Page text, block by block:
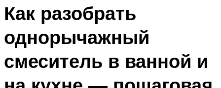
Как разобрать
однорычажный
смеситель в ванной и